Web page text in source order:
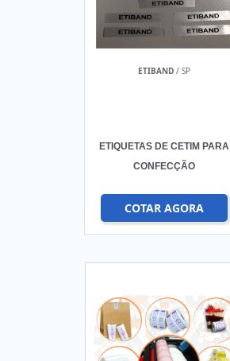
ETIBAND / SP
ETIQUETAS DE CETIM PARA
CONFECÇÃO
COTAR AGORA